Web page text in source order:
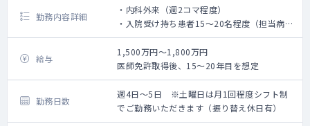
勤務内容詳細
・内科外来（週2コマ程度）
・入院受け持ち患者15～20名程度（担当病棟
は応相談）
・上下部内視鏡検査
・院内健診業務
・夕張や穂別の診療所での診察を年数回お願
いします（別途手当支給）
※2024年度 処置・検査実績
給与
1,500万円～1,800万円
医師免許取得後、15～20年目を想定
勤務日数
週4日～5日 ※土曜日は月1回程度シフト制
でご勤務いただきます（振り替え休日有）